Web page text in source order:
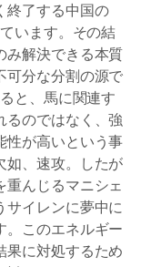
終了する中国の
います。その結
み解決できる本質
可分な分割の源で
と、馬に関連す
るのではなく、強
性が高いという事
如、速攻。したが
重んじるマニシェ
サイレンに夢中に
。このエネルギー
果に対処するため